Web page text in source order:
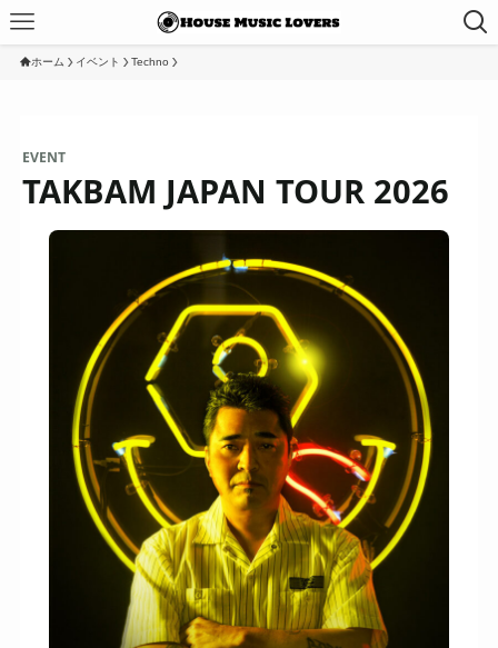
ホーム イベント Techno
EVENT
TAKBAM JAPAN TOUR 2026